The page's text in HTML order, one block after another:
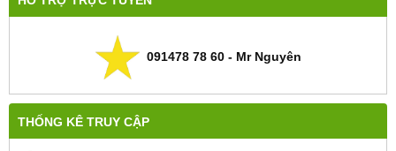
091478 78 60 - Mr Nguyên
THỐNG KÊ TRUY CẬP